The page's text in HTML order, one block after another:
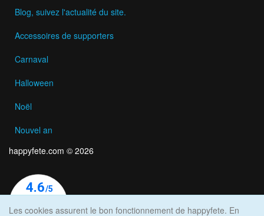
Blog, suivez l'actualité du site.
Accessoires de supporters
Carnaval
Halloween
Noël
Nouvel an
happyfete.com © 2026
Les cookies assurent le bon fonctionnement de happyfete. En